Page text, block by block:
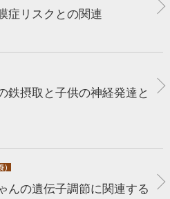
症リスクとの関連
鉄摂取と子供の神経発達と
)
んの遺伝子調節に関連する